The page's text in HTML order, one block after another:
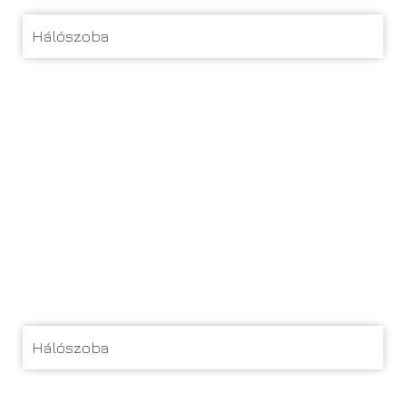
Hálószoba
Hálószoba